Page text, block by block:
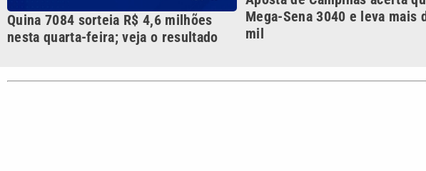
VTV é afiliada do SBT na
Região Metropolitana de
Campinas e Baixada
Polícia Política